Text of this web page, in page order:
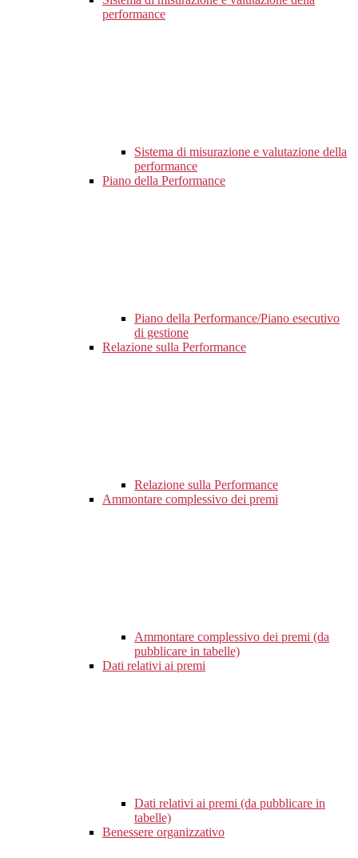
performance
Sistema di misurazione e valutazione della
performance
Piano della Performance
Piano della Performance/Piano esecutivo
di gestione
Relazione sulla Performance
Relazione sulla Performance
Ammontare complessivo dei premi
Ammontare complessivo dei premi (da
pubblicare in tabelle)
Dati relativi ai premi
Dati relativi ai premi (da pubblicare in
tabelle)
Benessere organizzativo